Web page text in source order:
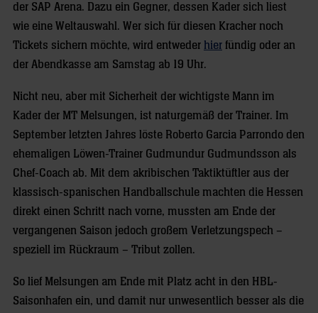
der SAP Arena. Dazu ein Gegner, dessen Kader sich liest
wie eine Weltauswahl. Wer sich für diesen Kracher noch
Tickets sichern möchte, wird entweder hier fündig oder an
der Abendkasse am Samstag ab 19 Uhr.
Nicht neu, aber mit Sicherheit der wichtigste Mann im
Kader der MT Melsungen, ist naturgemäß der Trainer. Im
September letzten Jahres löste Roberto Garcia Parrondo den
ehemaligen Löwen-Trainer Gudmundur Gudmundsson als
Chef-Coach ab. Mit dem akribischen Taktiktüftler aus der
klassisch-spanischen Handballschule machten die Hessen
direkt einen Schritt nach vorne, mussten am Ende der
vergangenen Saison jedoch großem Verletzungspech –
speziell im Rückraum – Tribut zollen.
So lief Melsungen am Ende mit Platz acht in den HBL-
Saisonhafen ein, und damit nur unwesentlich besser als die